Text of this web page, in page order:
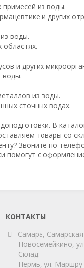
примесей из воды.
и других
воды.
и других
воды.
из воды.
сточных водах.
В
товары со
Звоните по
помогут с
КОНТАКТЫ
Самара,
Новосемейкино,
Склад:
Пермь, ул.